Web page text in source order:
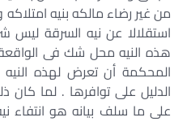
من غير رضاء مالكه بنيه
استقلالا عن نيه السرقة ليس
هذه النيه محل شك فى
المحكمة أن تعرض لهذه
الدليل على توافرها . لما كان
على ما سلف بيانه هو انتفاء